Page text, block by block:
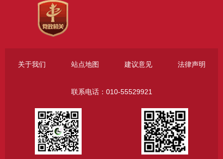
关于我们 站点地图 建议意见 法律声明
联系电话：010-55529921